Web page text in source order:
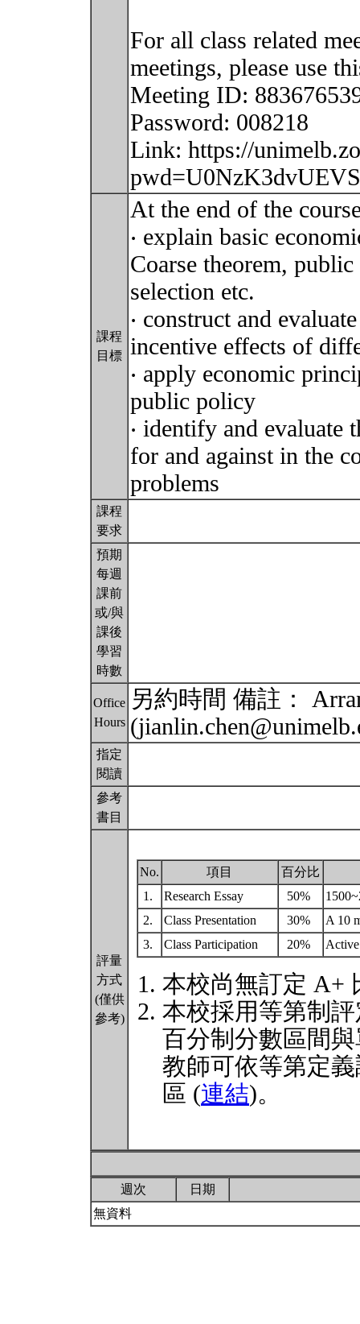
For all class related
meetings, please use
Meeting ID:
Password: 008218
Link: https://
課程
目標
At the end of the
‧ explain basic
Coarse theorem,
selection etc.
‧ construct and
incentive effects of
‧ apply economic
public policy
‧ identify and evaluate
for and against in the
problems
課程
要求
預期
每週
課前
或/與
課後
學習
時數
Office
Hours
另約時間 備註：
指定
閱讀
參考
書目
評量
方式
(僅供
參考)
No. 項目
百分比
1.
Research Essay 50%
2.
Class Presentation 30%
A 10
3.
Class Participation 20%
本校尚無訂定 A+
本校採用等第制
百分制分數區間
教師可依等第定
區 (連結)。
週次
日期
無資料